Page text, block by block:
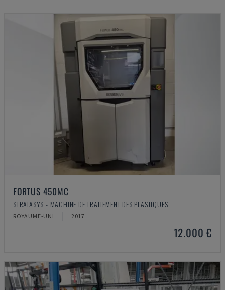
FORTUS 450MC
STRATASYS - MACHINE DE TRAITEMENT DES PLASTIQUES
ROYAUME-UNI 2017
12.000 €